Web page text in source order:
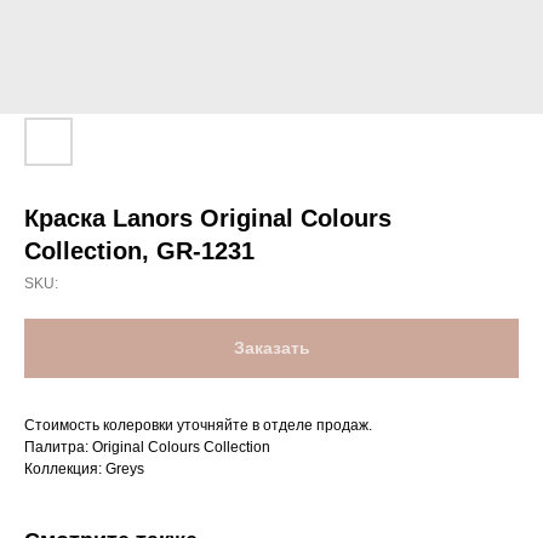
Краска Lanors Original Colours
Collection, GR-1231
SKU:
Заказать
Стоимость колеровки уточняйте в отделе продаж.
Палитра: Original Colours Collection
Коллекция: Greys